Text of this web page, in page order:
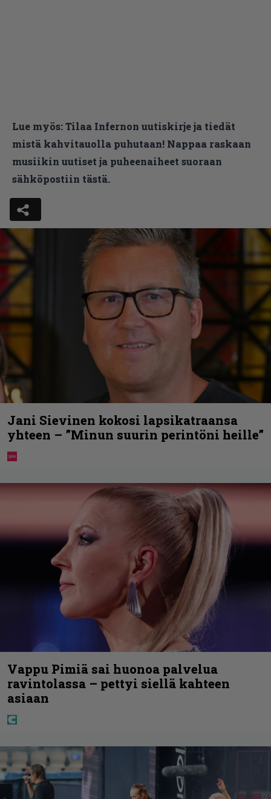
Lue myös:Tilaa Infernon uutiskirje ja tiedät
mistä kahvitauolla puhutaan! Nappaa raskaan
musiikin uutiset ja puheenaiheet suoraan
sähköpostiin tästä.
Jani Sievinen kokosi lapsikatraansa
yhteen – ”Minun suurin perintöni heille”
Vappu Pimiä sai huonoa palvelua
ravintolassa – pettyi siellä kahteen
asiaan